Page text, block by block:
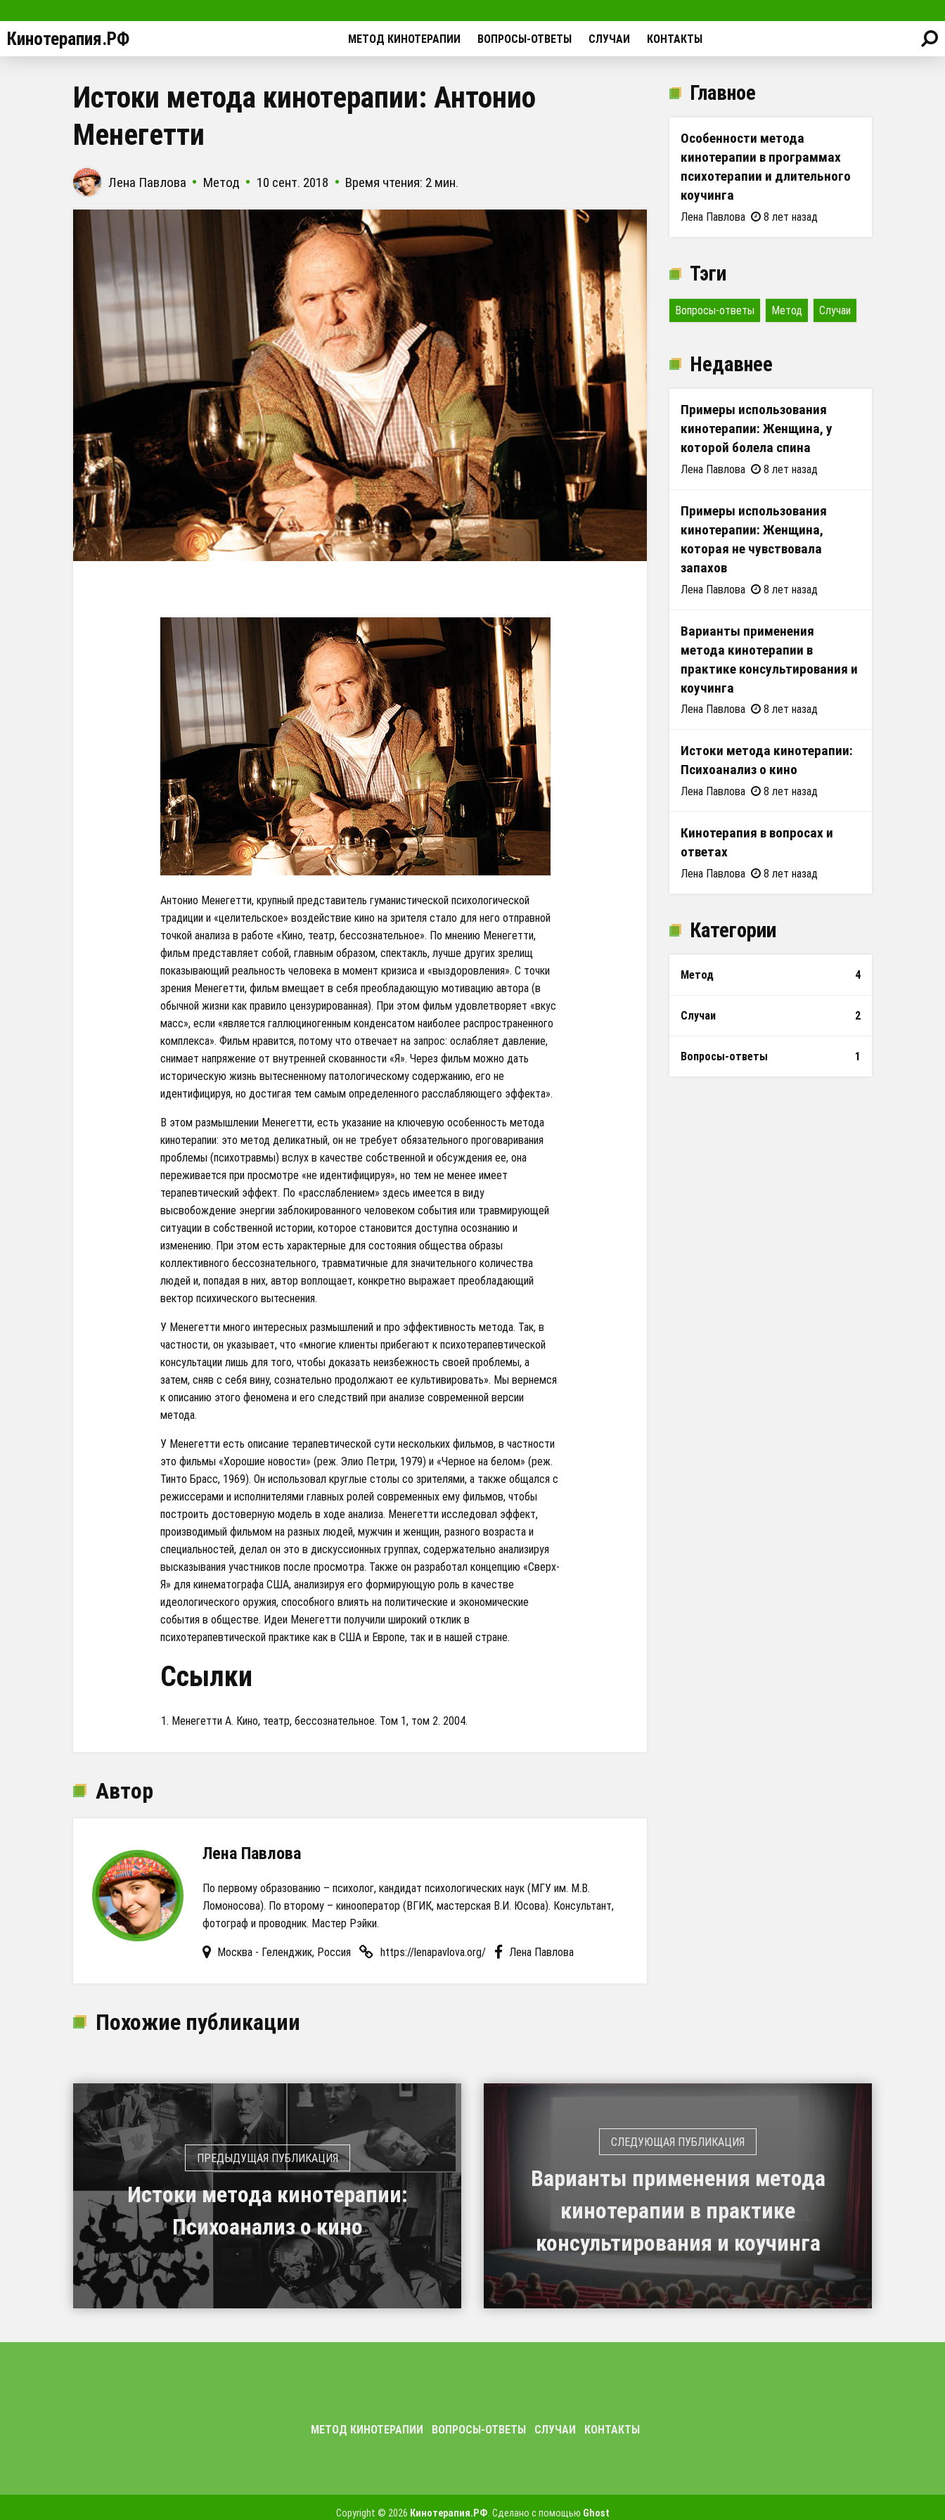
Кинотерапия.РФ МЕТОД КИНОТЕРАПИИ ВОПРОСЫ-ОТВЕТЫ СЛУЧАИ КОНТАКТЫ
Истоки метода кинотерапии: Антонио
Менегетти
Лена Павлова Метод 10 сент. 2018 Время чтения: 2 мин.
Антонио Менегетти, крупный представитель гуманистической психологической
традиции и «целительское» воздействие кино на зрителя стало для него отправной
точкой анализа в работе «Кино, театр, бессознательное». По мнению Менегетти,
фильм представляет собой, главным образом, спектакль, лучше других зрелищ
показывающий реальность человека в момент кризиса и «выздоровления». С точки
зрения Менегетти, фильм вмещает в себя преобладающую мотивацию автора (в
обычной жизни как правило цензурированная). При этом фильм удовлетворяет «вкус
масс», если «является галлюциногенным конденсатом наиболее распространенного
комплекса». Фильм нравится, потому что отвечает на запрос: ослабляет давление,
снимает напряжение от внутренней скованности «Я». Через фильм можно дать
историческую жизнь вытесненному патологическому содержанию, его не
идентифицируя, но достигая тем самым определенного расслабляющего эффекта».
В этом размышлении Менегетти, есть указание на ключевую особенность метода
кинотерапии: это метод деликатный, он не требует обязательного проговаривания
проблемы (психотравмы) вслух в качестве собственной и обсуждения ее, она
переживается при просмотре «не идентифицируя», но тем не менее имеет
терапевтический эффект. По «расслаблением» здесь имеется в виду
высвобождение энергии заблокированного человеком события или травмирующей
ситуации в собственной истории, которое становится доступна осознанию и
изменению. При этом есть характерные для состояния общества образы
коллективного бессознательного, травматичные для значительного количества
людей и, попадая в них, автор воплощает, конкретно выражает преобладающий
вектор психического вытеснения.
У Менегетти много интересных размышлений и про эффективность метода. Так, в
частности, он указывает, что «многие клиенты прибегают к психотерапевтической
консультации лишь для того, чтобы доказать неизбежность своей проблемы, а
затем, сняв с себя вину, сознательно продолжают ее культивировать». Мы вернемся
к описанию этого феномена и его следствий при анализе современной версии
метода.
У Менегетти есть описание терапевтической сути нескольких фильмов, в частности
это фильмы «Хорошие новости» (реж. Элио Петри, 1979) и «Черное на белом» (реж.
Тинто Брасс, 1969). Он использовал круглые столы со зрителями, а также общался с
режиссерами и исполнителями главных ролей современных ему фильмов, чтобы
построить достоверную модель в ходе анализа. Менегетти исследовал эффект,
производимый фильмом на разных людей, мужчин и женщин, разного возраста и
специальностей, делал он это в дискуссионных группах, содержательно анализируя
высказывания участников после просмотра. Также он разработал концепцию «Сверх-
Я» для кинематографа США, анализируя его формирующую роль в качестве
идеологического оружия, способного влиять на политические и экономические
события в обществе. Идеи Менегетти получили широкий отклик в
психотерапевтической практике как в США и Европе, так и в нашей стране.
Ссылки
Менегетти А. Кино, театр, бессознательное. Том 1, том 2. 2004.
Автор
Лена Павлова
По первому образованию – психолог, кандидат психологических наук (МГУ им. М.В.
Ломоносова). По второму – кинооператор (ВГИК, мастерская В.И. Юсова). Консультант,
фотограф и проводник. Мастер Рэйки.
Москва - Геленджик, Россия https://lenapavlova.org/ Лена Павлова
Похожие публикации
Главное
Особенности метода
кинотерапии в программах
психотерапии и длительного
коучинга
Лена Павлова 8 лет назад
Тэги
Вопросы-ответы Метод Случаи
Недавнее
Примеры использования
кинотерапии: Женщина, у
которой болела спина
Лена Павлова 8 лет назад
Примеры использования
кинотерапии: Женщина,
которая не чувствовала
запахов
Лена Павлова 8 лет назад
Варианты применения
метода кинотерапии в
практике консультирования и
коучинга
Лена Павлова 8 лет назад
Истоки метода кинотерапии:
Психоанализ о кино
Лена Павлова 8 лет назад
Кинотерапия в вопросах и
ответах
Лена Павлова 8 лет назад
Категории
Метод 4
Случаи 2
Вопросы-ответы 1
Истоки метода кинотерапии:
Психоанализ о кино
Варианты применения метода
кинотерапии в практике
консультирования и коучинга
МЕТОД КИНОТЕРАПИИ ВОПРОСЫ-ОТВЕТЫ СЛУЧАИ КОНТАКТЫ
Copyright © 2026 Кинотерапия.РФ . Сделано с помощью Ghost